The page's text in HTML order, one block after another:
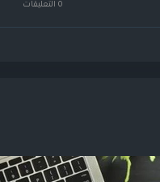
0 التعليقات